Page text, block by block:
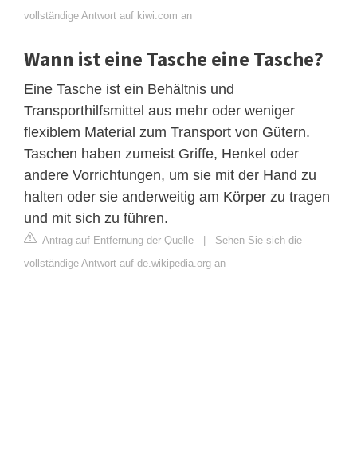
vollständige Antwort auf kiwi.com an
Wann ist eine Tasche eine Tasche?
Eine Tasche ist ein Behältnis und
Transporthilfsmittel aus mehr oder weniger
flexiblem Material zum Transport von Gütern.
Taschen haben zumeist Griffe, Henkel oder
andere Vorrichtungen, um sie mit der Hand zu
halten oder sie anderweitig am Körper zu tragen
und mit sich zu führen.
Antrag auf Entfernung der Quelle
Sehen Sie sich die
vollständige Antwort auf de.wikipedia.org an